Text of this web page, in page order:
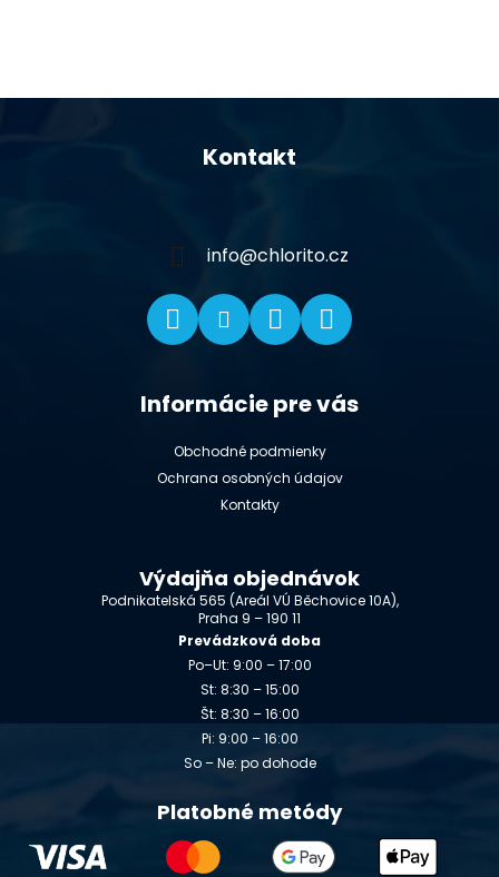
Z
Kontakt
info@chlorito.cz
Informácie pre vás
Obchodné podmienky
Ochrana osobných údajov
Kontakty
Výdajňa objednávok
Podnikatelská 565 (Areál VÚ Běchovice 10A),
Praha 9 – 190 11
Prevádzková doba
Po–Ut: 9:00 – 17:00
St: 8:30 – 15:00
Št: 8:30 – 16:00
Pi: 9:00 – 16:00
So – Ne: po dohode
Platobné metódy